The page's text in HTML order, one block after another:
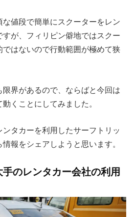
値段で簡単にスクーターをレン
すが、フィリピン僻地ではスクー
ではないので行動範囲が極めて狭
界があるので、ならばと今回は
くことにしてみました。
タカーを利用したサーフトリッ
報をシェアしようと思います。
のレンタカー会社の利用